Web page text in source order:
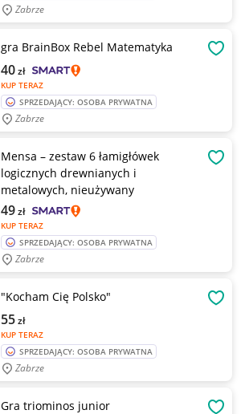
Zabrze
gra BrainBox Rebel Matematyka
KUP TERAZ
40zł
SPRZEDAJĄCY: OSOBA PRYWATNA
Zabrze
Mensa – zestaw 6 łamigłówek
logicznych drewnianych i
metalowych, nieużywany
KUP TERAZ
49zł
SPRZEDAJĄCY: OSOBA PRYWATNA
Zabrze
"Kocham Cię Polsko"
KUP TERAZ
55zł
SPRZEDAJĄCY: OSOBA PRYWATNA
Zabrze
Gra triominos junior